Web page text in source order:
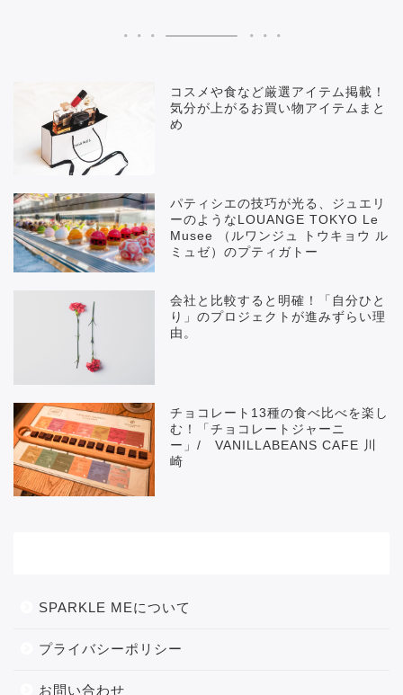
コスメや食など厳選アイテム掲載！
気分が上がるお買い物アイテムまと
め
パティシエの技巧が光る、ジュエリ
ーのようなLOUANGE TOKYO Le
Musee （ルワンジュ トウキョウ ル
ミュゼ）のプティガトー
会社と比較すると明確！「自分ひと
り」のプロジェクトが進みずらい理
由。
チョコレート13種の食べ比べを楽し
む！「チョコレートジャーニ
ー」/ VANILLABEANS CAFE 川
崎
SPARKLE MEについて
プライバシーポリシー
お問い合わせ